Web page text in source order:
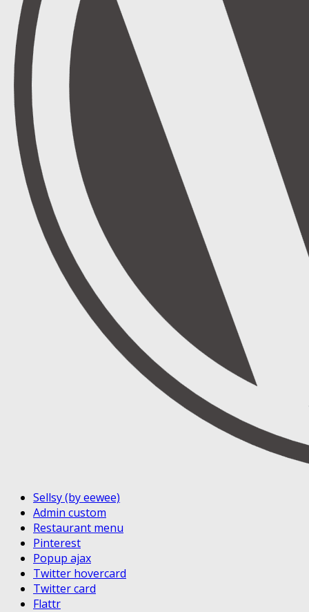
Sellsy (by eewee)
Admin custom
Restaurant menu
Pinterest
Popup ajax
Twitter hovercard
Twitter card
Flattr